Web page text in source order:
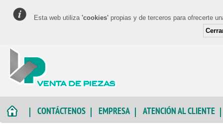
Esta web utiliza 'cookies' propias y de terceros para ofrecerte
CONTÁCTENOS EMPRESA ATENCIÓN AL CLIENTE